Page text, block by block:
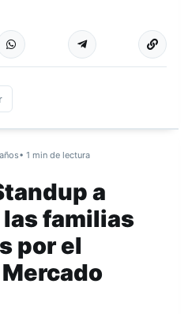
Más
• 1 min de lectura
a
familias
por el